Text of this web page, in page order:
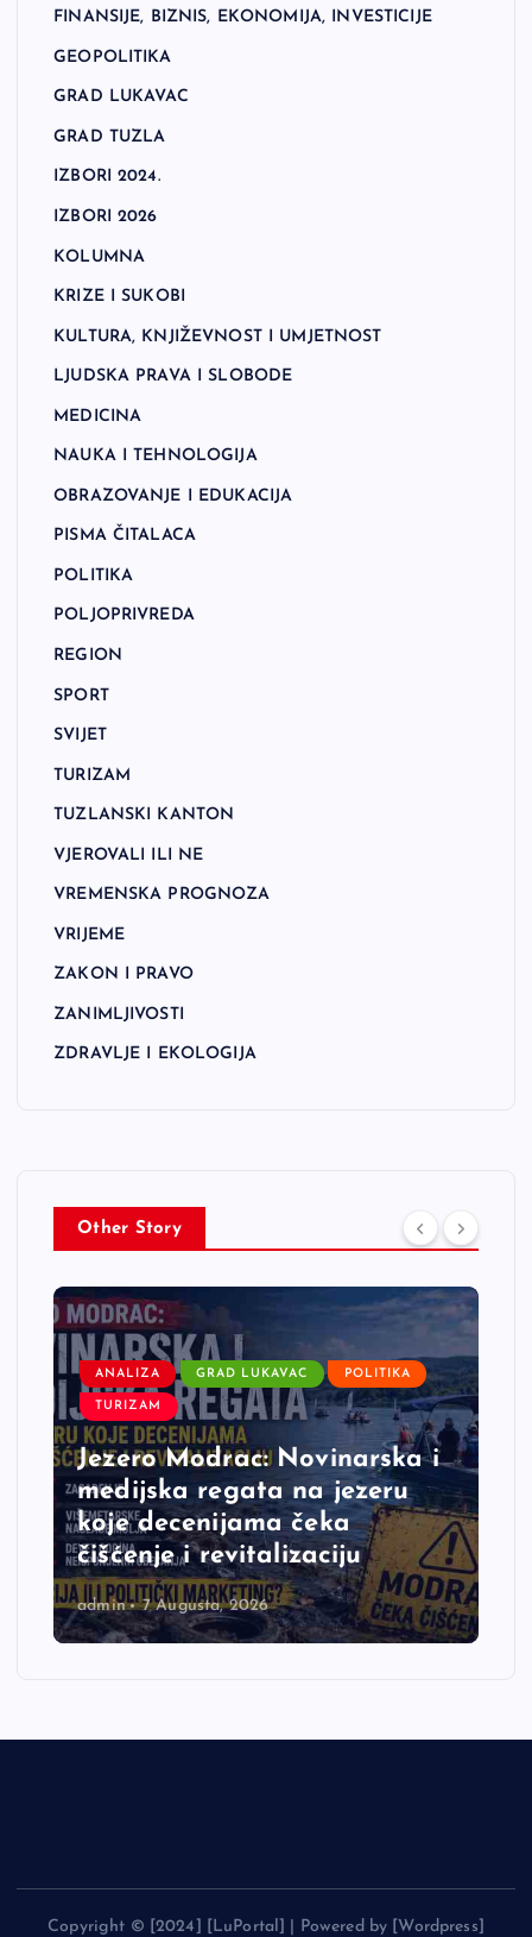
FINANSIJE, BIZNIS, EKONOMIJA, INVESTICIJE
GEOPOLITIKA
GRAD LUKAVAC
GRAD TUZLA
IZBORI 2024.
IZBORI 2026
KOLUMNA
KRIZE I SUKOBI
KULTURA, KNJIŽEVNOST I UMJETNOST
LJUDSKA PRAVA I SLOBODE
MEDICINA
NAUKA I TEHNOLOGIJA
OBRAZOVANJE I EDUKACIJA
PISMA ČITALACA
POLITIKA
POLJOPRIVREDA
REGION
SPORT
SVIJET
TURIZAM
TUZLANSKI KANTON
VJEROVALI ILI NE
VREMENSKA PROGNOZA
VRIJEME
ZAKON I PRAVO
ZANIMLJIVOSTI
ZDRAVLJE I EKOLOGIJA
Other Story
ANALIZA GRAD LUKAVAC POLITIKA
TURIZAM
Jezero Modrac: Novinarska i
medijska regata na jezeru
koje decenijama čeka
čišćenje i revitalizaciju
admin 7 Augusta, 2026
Copyright © [2024] [LuPortal] | Powered by [Wordpress]